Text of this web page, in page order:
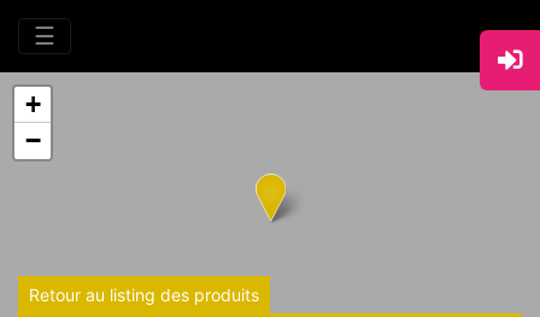
☰
+
−
Retour au listing des produits